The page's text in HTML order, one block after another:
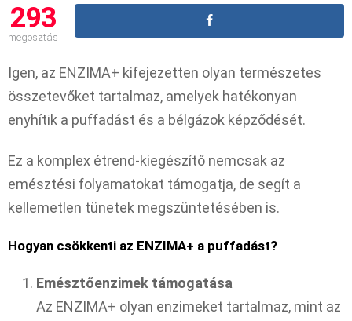
293
megosztás
Igen, az ENZIMA+ kifejezetten olyan természetes
összetevőket tartalmaz, amelyek hatékonyan
enyhítik a puffadást és a bélgázok képződését.
Ez a komplex étrend-kiegészítő nemcsak az
emésztési folyamatokat támogatja, de segít a
kellemetlen tünetek megszüntetésében is.
Hogyan csökkenti az ENZIMA+ a puffadást?
Emésztőenzimek támogatása
Az ENZIMA+ olyan enzimeket tartalmaz, mint az